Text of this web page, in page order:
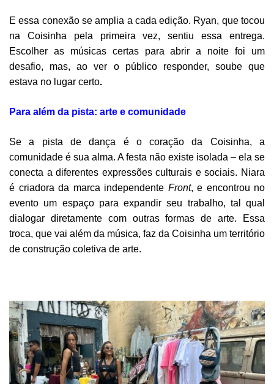
E essa conexão se amplia a cada edição. Ryan, que tocou
na Coisinha pela primeira vez, sentiu essa entrega.
Escolher as músicas certas para abrir a noite foi um
desafio, mas, ao ver o público responder, soube que
estava no lugar certo.
Para além da pista: arte e comunidade
Se a pista de dança é o coração da Coisinha, a
comunidade é sua alma. A festa não existe isolada – ela se
conecta a diferentes expressões culturais e sociais. Niara
é criadora da marca independente Front, e encontrou no
evento um espaço para expandir seu trabalho, tal qual
dialogar diretamente com outras formas de arte. Essa
troca, que vai além da música, faz da Coisinha um território
de construção coletiva de arte.